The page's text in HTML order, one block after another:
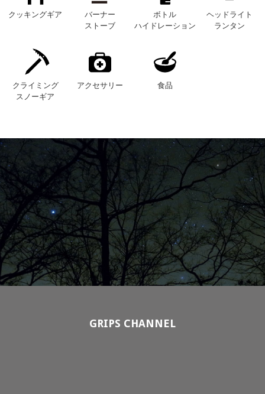
クッキングギア
バーナー
ストーブ
ボトル
ハイドレーション
ヘッドライト
ランタン
クライミング
スノーギア
アクセサリー 食品
GRIPS CHANNEL